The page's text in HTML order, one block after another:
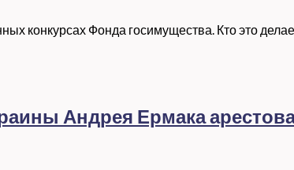
конкурсах Фонда госимущества. Кто это
Андрея Ермака